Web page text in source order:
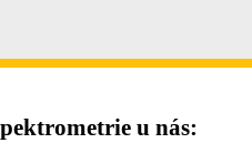
u nás: